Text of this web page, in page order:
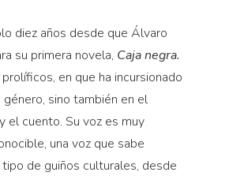
diez años desde que Álvaro
su primera novela, Caja negra.
en que ha incursionado
sino también en el
el cuento. Su voz es muy
una voz que sabe
de guiños culturales, desde